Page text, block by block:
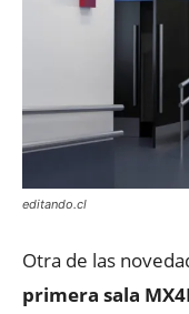
editando.cl
Otra de las
primera sala